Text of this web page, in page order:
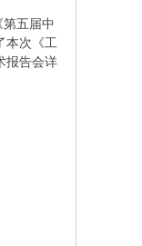
五届中
本次《工
报告会详